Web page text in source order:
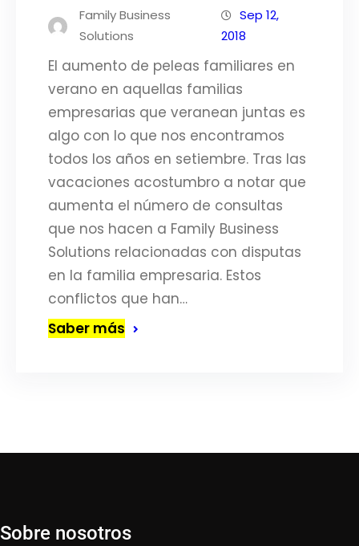
Family Business
Solutions
Sep 12,
2018
El aumento de peleas familiares en
verano en aquellas familias
empresarias que veranean juntas es
algo con lo que nos encontramos
todos los años en setiembre. Tras las
vacaciones acostumbro a notar que
aumenta el número de consultas
que nos hacen a Family Business
Solutions relacionadas con disputas
en la familia empresaria. Estos
conflictos que han…
Saber más
Sobre nosotros